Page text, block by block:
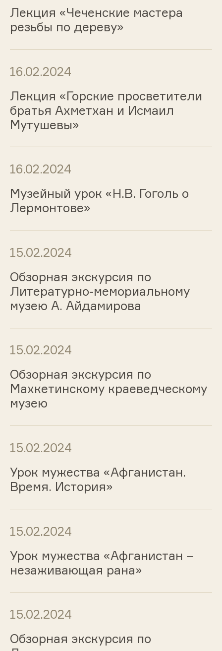
Лекция «Чеченские мастера
резьбы по дереву»
16.02.2024
Лекция «Горские просветители
братья Ахметхан и Исмаил
Мутушевы»
16.02.2024
Музейный урок «Н.В. Гоголь о
Лермонтове»
15.02.2024
Обзорная экскурсия по
Литературно-мемориальному
музею А. Айдамирова
15.02.2024
Обзорная экскурсия по
Махкетинскому краеведческому
музею
15.02.2024
Урок мужества «Афганистан.
Время. История»
15.02.2024
Урок мужества «Афганистан –
незаживающая рана»
15.02.2024
Обзорная экскурсия по